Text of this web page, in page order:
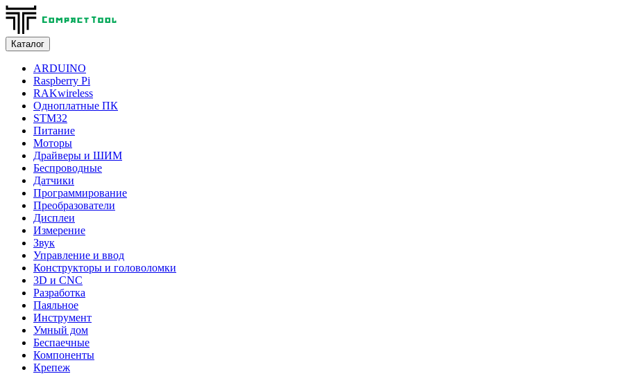
Каталог
ARDUINO
Raspberry Pi
RAKwireless
Одноплатные ПК
STM32
Питание
Моторы
Драйверы и ШИМ
Беспроводные
Датчики
Программирование
Преобразователи
Дисплеи
Измерение
Звук
Управление и ввод
Конструкторы и головоломки
3D и CNC
Разработка
Паяльное
Инструмент
Умный дом
Беспаечные
Компоненты
Крепеж